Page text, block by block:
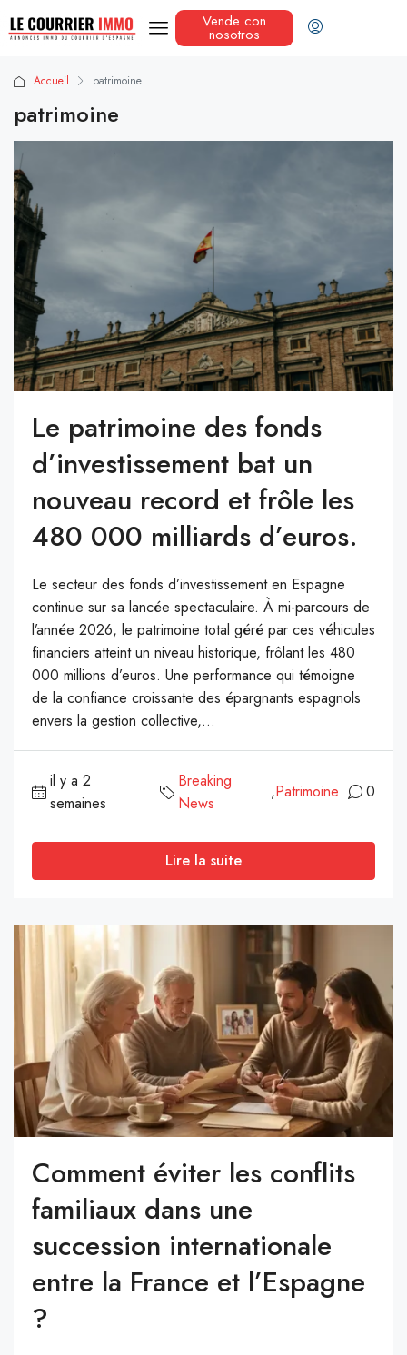
Vende con
nosotros
Accueil patrimoine
patrimoine
Le patrimoine des fonds
d’investissement bat un
nouveau record et frôle les
480 000 milliards d’euros.
Le secteur des fonds d’investissement en Espagne
continue sur sa lancée spectaculaire. À mi-parcours de
l’année 2026, le patrimoine total géré par ces véhicules
financiers atteint un niveau historique, frôlant les 480
000 millions d’euros. Une performance qui témoigne
de la confiance croissante des épargnants espagnols
envers la gestion collective,...
il y a 2
semaines
Breaking
News
,Patrimoine 0
Lire la suite
Comment éviter les conflits
familiaux dans une
succession internationale
entre la France et l’Espagne
?